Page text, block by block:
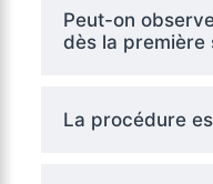
Peut-on
dès la première
La procédure